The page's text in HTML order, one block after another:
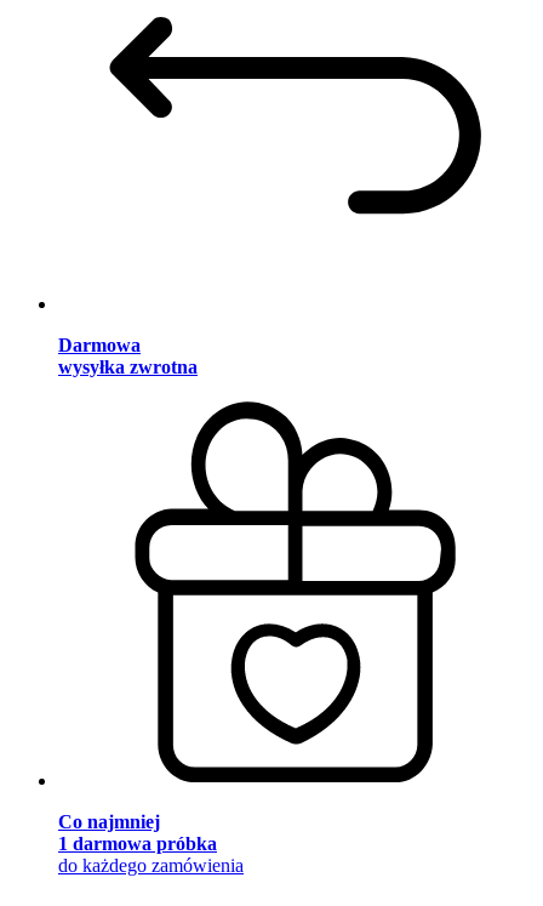
Darmowa
wysyłka zwrotna
Co najmniej
1 darmowa próbka
do każdego zamówienia